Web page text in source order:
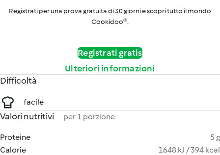
Registrati per una prova gratuita di 30 giorni e scopri tutto il mondo
Cookidoo®.
Registrati gratis
Ulteriori informazioni
Difficoltà
facile
Valori nutritivi per 1 porzione
Proteine
5 g
Calorie
1648 kJ / 394 kcal